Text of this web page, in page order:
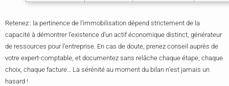
Retenez : la pertinence de l’immobilisation dépend strictement de la
capacité à démontrer l’existence d’un actif économique distinct, générateur
de ressources pour l’entreprise. En cas de doute, prenez conseil auprès de
votre expert-comptable, et documentez sans relâche chaque étape, chaque
choix, chaque facture… La sérénité au moment du bilan n’est jamais un
hasard !